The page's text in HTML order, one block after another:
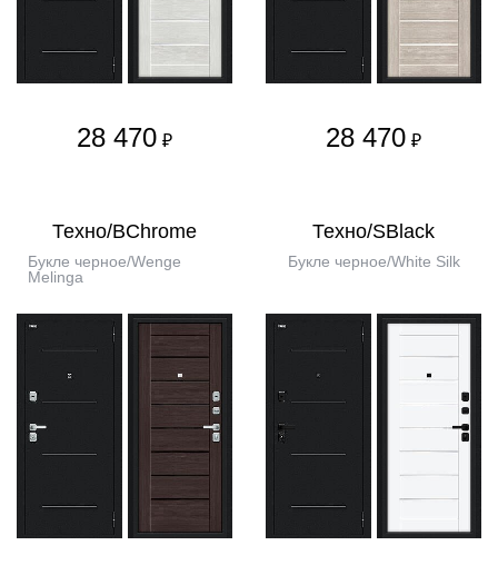
28 470 ₽ 28 470 ₽
Техно/BChrome
Букле черное/Wenge
Melinga
Техно/SBlack
Букле черное/White Silk